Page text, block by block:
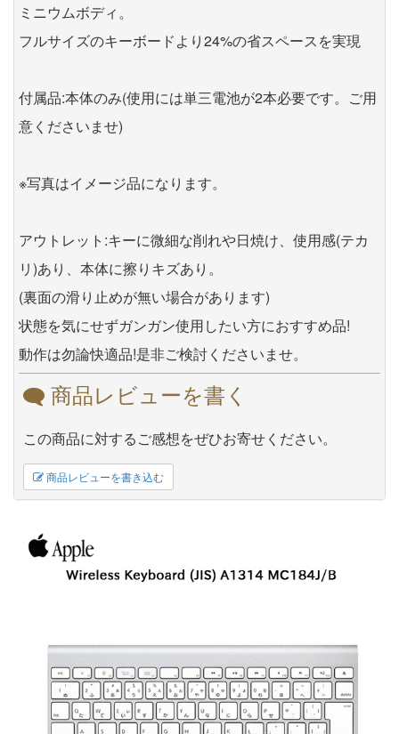
ミニウムボディ。
フルサイズのキーボードより24%の省スペースを実現
付属品:本体のみ(使用には単三電池が2本必要です。ご用
意くださいませ)
※写真はイメージ品になります。
アウトレット:キーに微細な削れや日焼け、使用感(テカ
リ)あり、本体に擦りキズあり。
(裏面の滑り止めが無い場合があります)
状態を気にせずガンガン使用したい方におすすめ品!
動作は勿論快適品!是非ご検討くださいませ。
商品レビューを書く
この商品に対するご感想をぜひお寄せください。
商品レビューを書き込む